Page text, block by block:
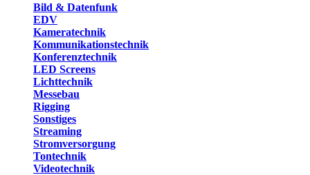
Bild & Datenfunk
EDV
Kameratechnik
Kommunikationstechnik
Konferenztechnik
LED Screens
Lichttechnik
Messebau
Rigging
Sonstiges
Streaming
Stromversorgung
Tontechnik
Videotechnik